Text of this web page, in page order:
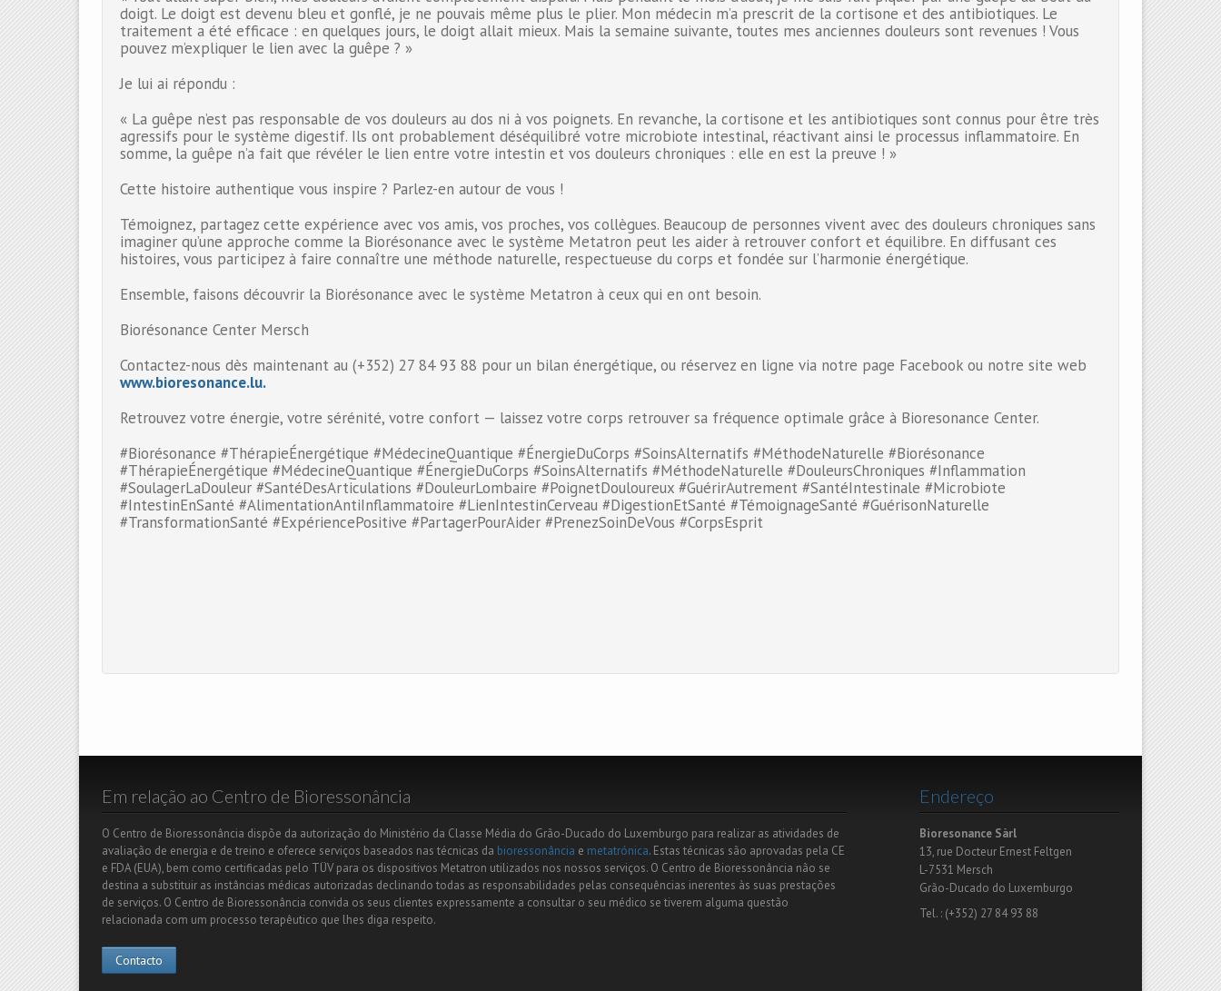
doigt. Le doigt est devenu bleu et gonflé, je ne pouvais même plus le plier. Mon médecin m’a prescrit de la cortisone et des antibiotiques. Le
traitement a été efficace : en quelques jours, le doigt allait mieux. Mais la semaine suivante, toutes mes anciennes douleurs sont revenues ! Vous
pouvez m’expliquer le lien avec la guêpe ? »
Je lui ai répondu :
« La guêpe n’est pas responsable de vos douleurs au dos ni à vos poignets. En revanche, la cortisone et les antibiotiques sont connus pour être très
agressifs pour le système digestif. Ils ont probablement déséquilibré votre microbiote intestinal, réactivant ainsi le processus inflammatoire. En
somme, la guêpe n’a fait que révéler le lien entre votre intestin et vos douleurs chroniques : elle en est la preuve ! »
Cette histoire authentique vous inspire ? Parlez-en autour de vous !
Témoignez, partagez cette expérience avec vos amis, vos proches, vos collègues. Beaucoup de personnes vivent avec des douleurs chroniques sans
imaginer qu’une approche comme la Biorésonance avec le système Metatron peut les aider à retrouver confort et équilibre. En diffusant ces
histoires, vous participez à faire connaître une méthode naturelle, respectueuse du corps et fondée sur l’harmonie énergétique.
Ensemble, faisons découvrir la Biorésonance avec le système Metatron à ceux qui en ont besoin.
Biorésonance Center Mersch
Contactez-nous dès maintenant au (+352) 27 84 93 88 pour un bilan énergétique, ou réservez en ligne via notre page Facebook ou notre site web
www.bioresonance.lu.
Retrouvez votre énergie, votre sérénité, votre confort — laissez votre corps retrouver sa fréquence optimale grâce à Bioresonance Center.
#Biorésonance #ThérapieÉnergétique #MédecineQuantique #ÉnergieDuCorps #SoinsAlternatifs #MéthodeNaturelle #Biorésonance
#ThérapieÉnergétique #MédecineQuantique #ÉnergieDuCorps #SoinsAlternatifs #MéthodeNaturelle #DouleursChroniques #Inflammation
#SoulagerLaDouleur #SantéDesArticulations #DouleurLombaire #PoignetDouloureux #GuérirAutrement #SantéIntestinale #Microbiote
#IntestinEnSanté #AlimentationAntiInflammatoire #LienIntestinCerveau #DigestionEtSanté #TémoignageSanté #GuérisonNaturelle
#TransformationSanté #ExpériencePositive #PartagerPourAider #PrenezSoinDeVous #CorpsEsprit
Em relação ao Centro de Bioressonância
O Centro de Bioressonância dispõe da autorização do Ministério da Classe Média do Grão-Ducado do Luxemburgo para realizar as atividades de
avaliação de energia e de treino e oferece serviços baseados nas técnicas da bioressonância e metatrónica. Estas técnicas são aprovadas pela CE
e FDA (EUA), bem como certificadas pelo TÜV para os dispositivos Metatron utilizados nos nossos serviços. O Centro de Bioressonância não se
destina a substituir as instâncias médicas autorizadas declinando todas as responsabilidades pelas consequências inerentes às suas prestações
de serviços. O Centro de Bioressonância convida os seus clientes expressamente a consultar o seu médico se tiverem alguma questão
relacionada com um processo terapêutico que lhes diga respeito.
Contacto
Endereço
Bioresonance Sàrl
13, rue Docteur Ernest Feltgen
L-7531 Mersch
Grão-Ducado do Luxemburgo
Tel. : (+352) 27 84 93 88